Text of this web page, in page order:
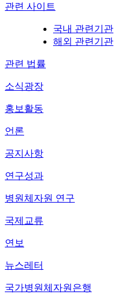
관련 사이트
국내 관련기관
해외 관련기관
관련 법률
소식광장
홍보활동
언론
공지사항
연구성과
병원체자원 연구
국제교류
연보
뉴스레터
국가병원체자원은행